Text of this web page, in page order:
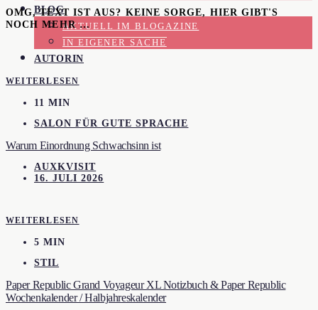
BLOG
AKTUELL IM BLOGAZINE
IN EIGENER SACHE
AUTORIN
OMG, TEXT IST AUS? KEINE SORGE, HIER GIBT'S
NOCH MEHR …
WEITERLESEN
11 MIN
SALON FÜR GUTE SPRACHE
Warum Einordnung Schwachsinn ist
AUXKVISIT
16. JULI 2026
WEITERLESEN
5 MIN
STIL
Paper Republic Grand Voyageur XL Notizbuch & Paper Republic
Wochenkalender / Halbjahreskalender